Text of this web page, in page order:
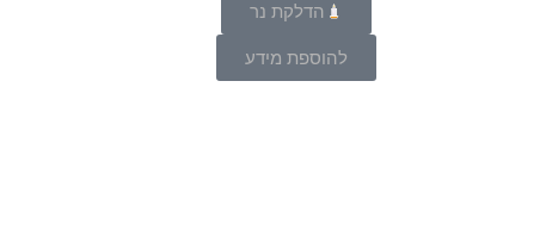
הדלקת נר
להוספת מידע